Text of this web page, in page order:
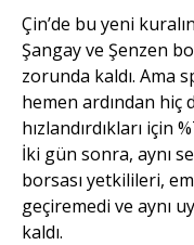
Çin’de bu yeni
Şangay ve Şenzen
zorunda kaldı. Ama
hemen ardından hiç
hızlandırdıkları için
İki gün sonra, aynı
borsası yetkilileri,
geçiremedi ve aynı
kaldı.